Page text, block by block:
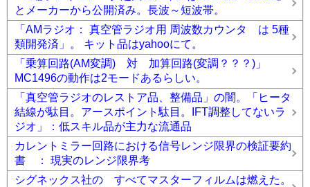
とメーカーから公開済み。長波～短波帯。
「AMラジオ： 真空管ラジオ用 周波数カウンタ は 5種
類開発済」。 キット品はyahooにて。
「乗算回路(AM変調) 対 加算回路(変調？？？)」
MC1496の動作は2モードあるらしい。
「真空管ラジオのレストア品、整備品」の闇。「ヒータ
結線が駄目。アースポイント駄目。IFT調整してないラ
ジオ」：低スキル品が主力な流通品
カレントミラー回路における信号レンジ限界の検証要約
書 ： 現実のレンジ限界考
シグネックス社の すべてマスターフィルムは燃えた。